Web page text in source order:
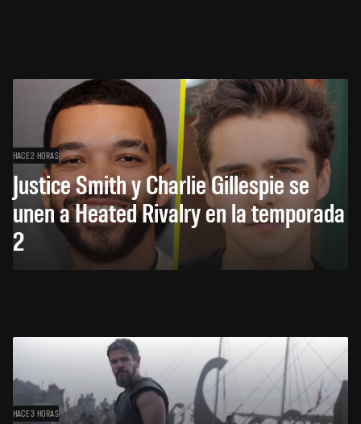
HACE 2 HORAS
Justice Smith y Charlie Gillespie se
unen a Heated Rivalry en la temporada
2
HACE 3 HORAS